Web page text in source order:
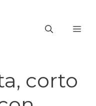
corto